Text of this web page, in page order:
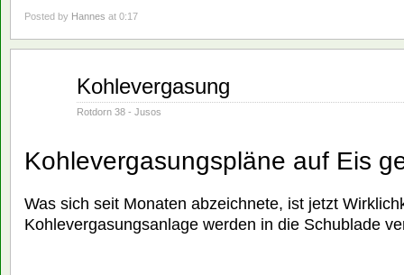
Posted by Hannes at 0:17
Kohlevergasung
Rotdorn 38 - Jusos
Kohlevergasungspläne auf Eis
Was sich seit Monaten abzeichnete, ist jetzt
Kohlevergasungsanlage werden in die Schublade